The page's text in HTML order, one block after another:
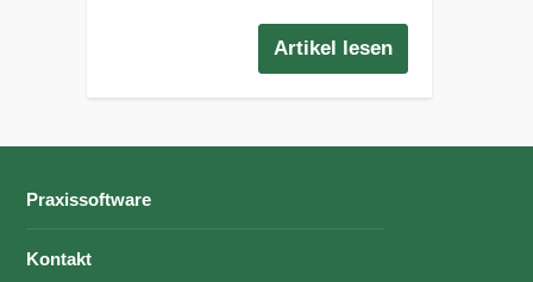
Artikel lesen
Praxissoftware
Kontakt